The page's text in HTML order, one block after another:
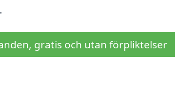
gratis och utan förpliktelser